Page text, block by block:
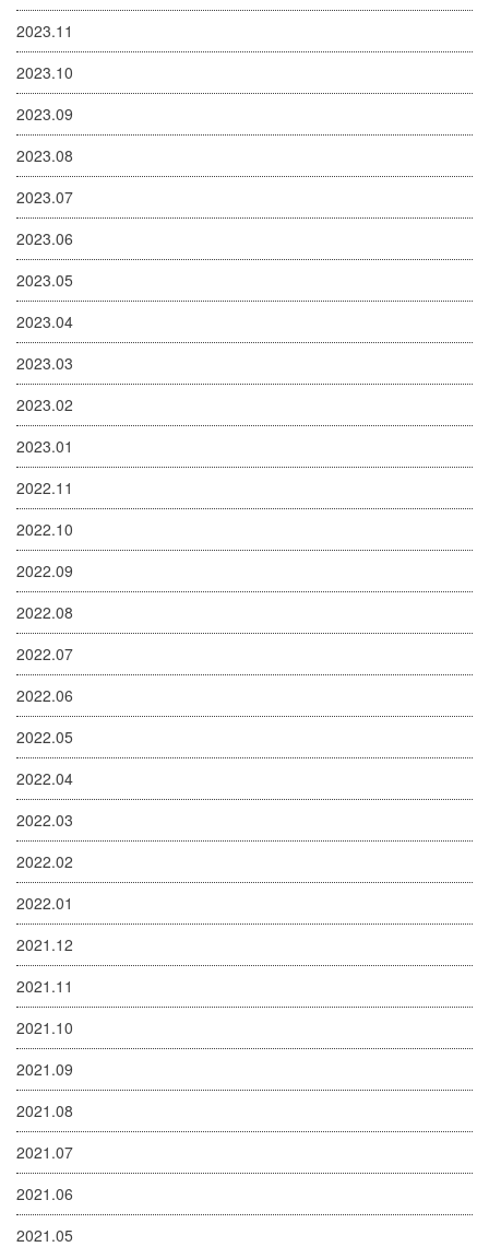
2023.11
2023.10
2023.09
2023.08
2023.07
2023.06
2023.05
2023.04
2023.03
2023.02
2023.01
2022.11
2022.10
2022.09
2022.08
2022.07
2022.06
2022.05
2022.04
2022.03
2022.02
2022.01
2021.12
2021.11
2021.10
2021.09
2021.08
2021.07
2021.06
2021.05